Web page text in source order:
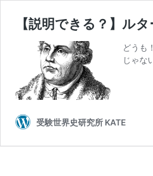
【説明できる？】ル
どうも
じゃな
受験世界史研究所 KATE